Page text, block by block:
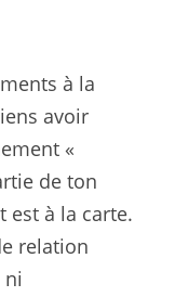
à la
avoir
«
de ton
est à la carte.
relation
ni